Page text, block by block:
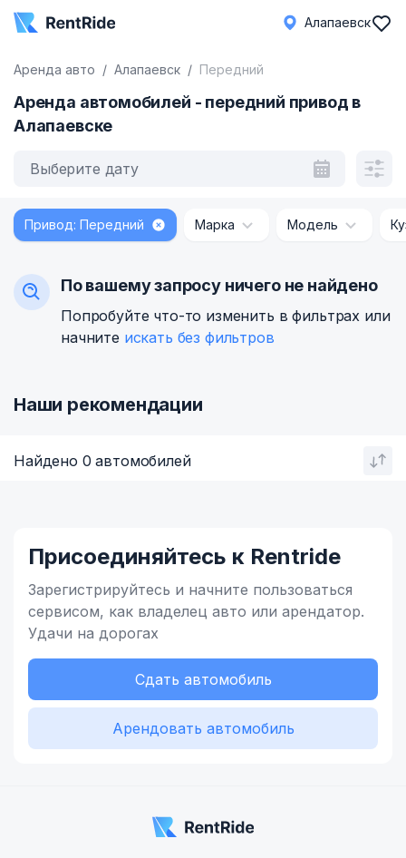
Алапаевск
Аренда авто Алапаевск Передний
Аренда автомобилей - передний привод в
Алапаевске
Выберите дату
Привод: Передний Марка Модель
Найдено 0 автомобилей
По вашему запросу ничего не найдено
Попробуйте что-то изменить в фильтрах или
начните искать без фильтров
Наши рекомендации
Присоединяйтесь к Rentride
Зарегистрируйтесь и начните пользоваться
сервисом, как владелец авто или арендатор.
Удачи на дорогах
Сдать автомобиль
Арендовать автомобиль